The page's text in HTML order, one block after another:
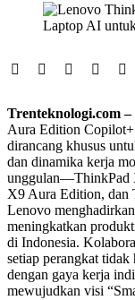
Trenteknologi.com –
Aura Edition
dirancang khusus
dan dinamika kerja
unggulan—ThinkPad
X9 Aura Edition,
Lenovo
meningkatkan
di Indonesia.
setiap perangkat tidak
dengan gaya kerja
mewujudkan visi